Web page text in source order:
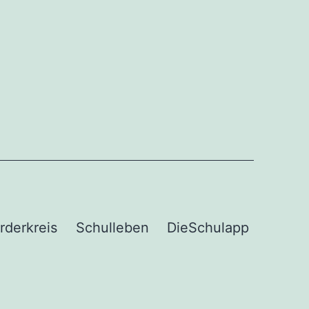
Schulleben DieSchulapp